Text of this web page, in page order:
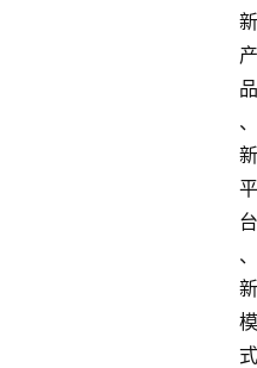
新
产
品
、
新
平
台
、
新
模
式